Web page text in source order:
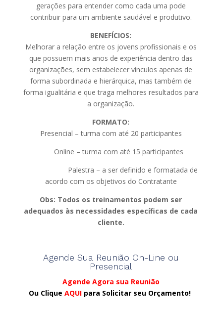
gerações para entender como cada uma pode
contribuir para um ambiente saudável e produtivo.
BENEFÍCIOS:
Melhorar a relação entre os jovens profissionais e os
que possuem mais anos de experiência dentro das
organizações, sem estabelecer vínculos apenas de
forma subordinada e hierárquica, mas também de
forma igualitária e que traga melhores resultados para
a organização.
FORMATO:
Presencial – turma com até 20 participantes
Online – turma com até 15 participantes
Palestra – a ser definido e formatada de
acordo com os objetivos do Contratante
Obs: Todos os treinamentos podem ser
adequados às necessidades específicas de cada
cliente.
Agende Sua Reunião On-Line ou
Presencial
Agende Agora sua Reunião
Ou CliqueAQUI para Solicitar seu Orçamento!